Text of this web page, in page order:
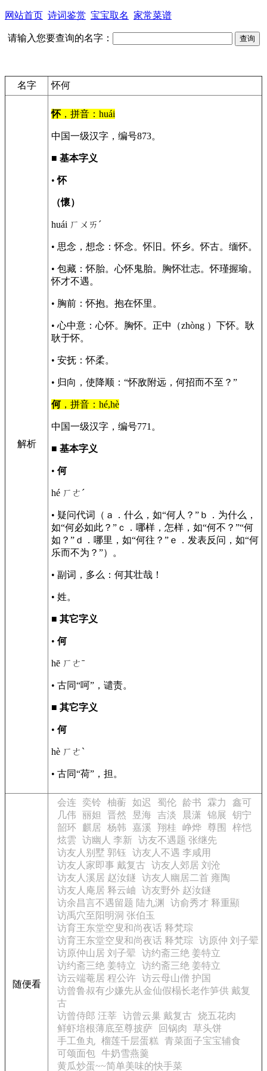
网站首页 诗词鉴赏 宝宝取名 家常菜谱
请输入您要查询的名字：
名字 怀何
解析
怀，拼音：huái
中国一级汉字，编号873。
■ 基本字义
•怀
（懷）
huái ㄏㄨㄞˊ
• 思念，想念：怀念。怀旧。怀乡。怀古。缅怀。
• 包藏：怀胎。心怀鬼胎。胸怀壮志。怀瑾握瑜。
怀才不遇。
• 胸前：怀抱。抱在怀里。
• 心中意：心怀。胸怀。正中（zhòng ）下怀。耿
耿于怀。
• 安抚：怀柔。
• 归向，使降顺：“怀敌附远，何招而不至？”
何，拼音：hé,hè
中国一级汉字，编号771。
■ 基本字义
• 何
hé ㄏㄜˊ
• 疑问代词（ａ．什么，如“何人？”ｂ．为什么，
如“何必如此？”ｃ．哪样，怎样，如“何不？”“何
如？”ｄ．哪里，如“何往？”ｅ．发表反问，如“何
乐而不为？”）。
• 副词，多么：何其壮哉！
• 姓。
■ 其它字义
• 何
hē ㄏㄜˉ
• 古同“呵”，谴责。
■ 其它字义
• 何
hè ㄏㄜˋ
• 古同“荷”，担。
随便看
会连 奕铃 柚蘅 如迟 蜀伦 龄书 霖力
鑫可
几伟
丽妲 晋然 昱海 吉淡 晨潇 锦展
钥宁
韶环
麒居 杨韩 嘉溪 翔桂 峥烨 尊围
梓恺
炫雲
访幽人 李新
访友不遇题 张继先
访友人别墅 郭钰
访友人不遇 李咸用
访友人家即事 戴复古 访友人郊居 刘沧
访友人溪居 赵汝鐩
访友人幽居二首 雍陶
访友人庵居 释云岫
访友野外 赵汝鐩
访余昌言不遇留题 陆九渊
访俞秀才 释重顯
访禹穴至阳明洞 张伯玉
访育王东堂空叟和尚夜话 释梵琮
访育王东堂空叟和尚夜话 释梵琮
访原仲 刘子翚
访原仲山居 刘子翚
访约斋三绝 姜特立
访约斋三绝 姜特立
访约斋三绝 姜特立
访云端菴居 程公许 访云母山僧 护国
访曾鲁叔有少嫌先从金仙假榻长老作笋供 戴复
古
访曾侍郎 汪莘
访曾云巢 戴复古 烧五花肉
鲜虾培根薄底至尊披萨
回锅肉
草头饼
手工鱼丸 榴莲千层蛋糕
青菜面子宝宝辅食
可颂面包 牛奶雪燕羹
黄瓜炒蛋~~简单美味的快手菜